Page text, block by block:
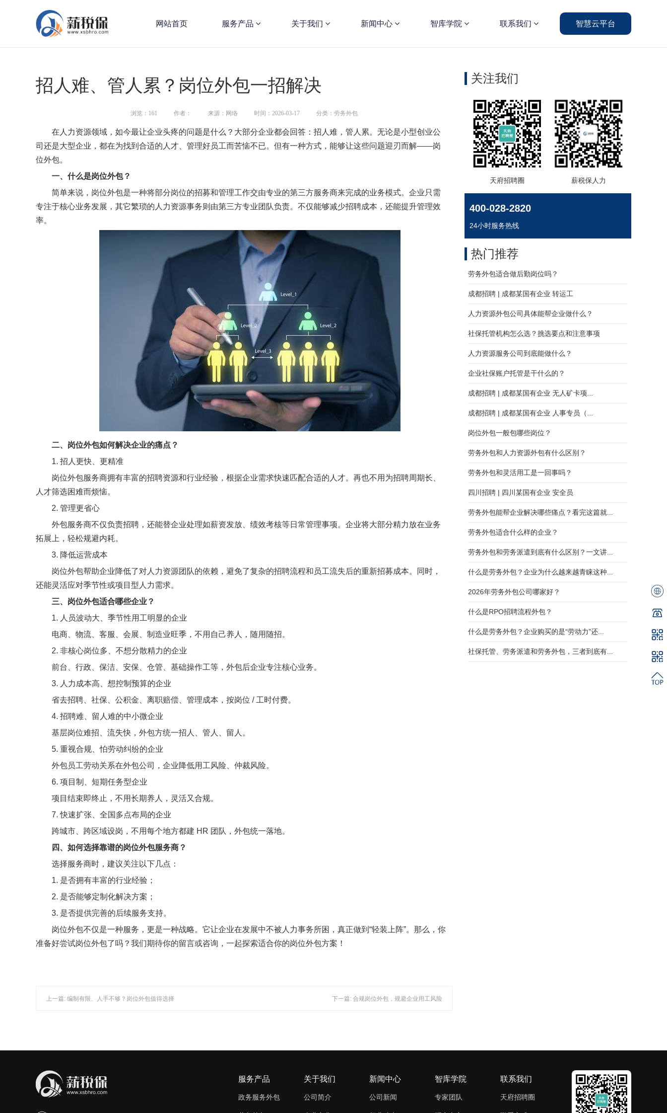
网站首页 服务产品 关于我们 新闻中心 智库学院 联系我们 智慧云平台
招人难、管人累？岗位外包一招解决
浏览： 161 作者： 来源：网络 时间：2026-03-17 分类：劳务外包
在人力资源领域，如今最让企业头疼的问题是什么？大部分企业都会回答：招人难，管人累。无论是小型创业公
司还是大型企业，都在为找到合适的人才、管理好员工而苦恼不已。但有一种方式，能够让这些问题迎刃而解——岗
位外包。
一、 什么是岗位外包？
简单来说，岗位外包是一种将部分岗位的招募和管理工作交由专业的第三方服务商来完成的业务模式。企业只需
专注于核心业务发展，其它繁琐的人力资源事务则由第三方专业团队负责。不仅能够减少招聘成本，还能提升管理效
率。
二、 岗位外包如何解决企业的痛点？
1. 招人更快、更精准
岗位外包服务商拥有丰富的招聘资源和行业经验，根据企业需求快速匹配合适的人才。再也不用为招聘周期长、
人才筛选困难而烦恼。
2. 管理更省心
外包服务商不仅负责招聘，还能替企业处理如薪资发放、绩效考核等日常管理事项。企业将大部分精力放在业务
拓展上，轻松规避内耗。
3. 降低运营成本
岗位外包帮助企业降低了对人力资源团队的依赖，避免了复杂的招聘流程和员工流失后的重新招募成本。同时，
还能灵活应对季节性或项目型人力需求。
三、 岗位外包适合哪些企业？
1. 人员波动大、季节性用工明显的企业
电商、物流、客服、会展、制造业旺季，不用自己养人，随用随招。
2. 非核心岗位多、不想分散精力的企业
前台、行政、保洁、安保、仓管、基础操作工等，外包后企业专注核心业务。
3. 人力成本高、想控制预算的企业
省去招聘、社保、公积金、离职赔偿、管理成本，按岗位 / 工时付费。
4. 招聘难、留人难的中小微企业
基层岗位难招、流失快，外包方统一招人、管人、留人。
5. 重视合规、怕劳动纠纷的企业
外包员工劳动关系在外包公司，企业降低用工风险、仲裁风险。
6. 项目制、短期任务型企业
项目结束即终止，不用长期养人，灵活又合规。
7. 快速扩张、全国多点布局的企业
跨城市、跨区域设岗，不用每个地方都建 HR 团队，外包统一落地。
四、 如何选择靠谱的岗位外包服务商？
选择服务商时，建议关注以下几点：
1. 是否拥有丰富的行业经验；
2. 是否能够定制化解决方案；
3. 是否提供完善的后续服务支持。
岗位外包不仅是一种服务，更是一种战略。它让企业在发展中不被人力事务所困，真正做到“轻装上阵”。那么，你
准备好尝试岗位外包了吗？我们期待你的留言或咨询，一起探索适合你的岗位外包方案！
上一篇: 编制有限、人手不够？岗位外包值得选择 下一篇: 合规岗位外包，规避企业用工风险
关注我们
400-028-2820
24小时服务热线
劳务外包适合做后勤岗位吗？
成都招聘 | 成都某国有企业 转运工
人力资源外包公司具体能帮企业做什么？
社保托管机构怎么选？挑选要点和注意事项
人力资源服务公司到底能做什么？
企业社保账户托管是干什么的？
成都招聘 | 成都某国有企业 无人矿卡项...
成都招聘 | 成都某国有企业 人事专员（...
岗位外包一般包哪些岗位？
劳务外包和人力资源外包有什么区别？
劳务外包和灵活用工是一回事吗？
四川招聘 | 四川某国有企业 安全员
劳务外包能帮企业解决哪些痛点？看完这篇就...
劳务外包适合什么样的企业？
劳务外包和劳务派遣到底有什么区别？一文讲...
什么是劳务外包？企业为什么越来越青睐这种...
2026年劳务外包公司哪家好？
什么是RPO招聘流程外包？
什么是劳务外包？企业购买的是“劳动力”还...
社保托管、劳务派遣和劳务外包，三者到底有...
热门推荐
天府招聘圈 薪税保人力
服务产品
政务服务外包
关于我们
公司简介
新闻中心
公司新闻
智库学院
专家团队
联系我们
天府招聘圈